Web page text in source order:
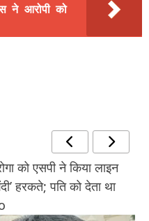
ने आरोपी को
को एसपी ने किया लाइन
हरकते; पति को देता था